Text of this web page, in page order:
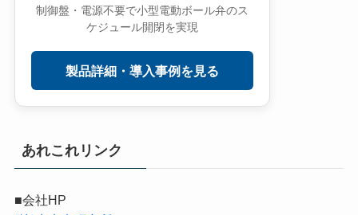
制御盤・電源不要で小型電動ボール弁のス
ケジュール開閉を実現
製品詳細・導入事例を見る
あれこれリンク
■会社HP